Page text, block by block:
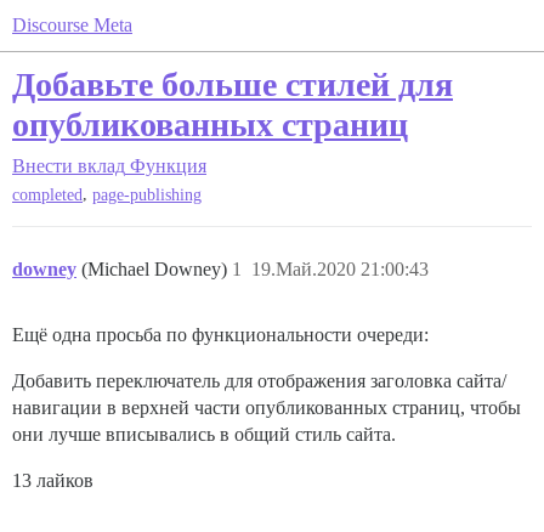
Discourse Meta
Добавьте больше стилей для
опубликованных страниц
Внести вклад Функция
completed, page-publishing
downey (Michael Downey) 19.Май.2020 21:00:43
1
Ещё одна просьба по функциональности очереди:
Добавить переключатель для отображения заголовка сайта/
навигации в верхней части опубликованных страниц, чтобы
они лучше вписывались в общий стиль сайта.
13 лайков